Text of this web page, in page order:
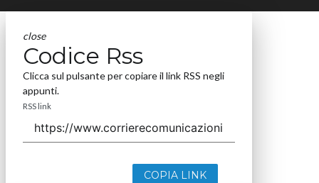
close
Codice Rss
Clicca sul pulsante per copiare il link RSS negli
appunti.
RSS link
COPIA LINK